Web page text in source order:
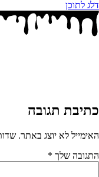
דלג לתוכן
כתיבת תגובה
האימייל לא יוצג באתר.
התגובה שלך *